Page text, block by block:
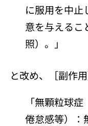
に服用を中止
意を与えるこ
照）。」
と改め、［副作
「無顆粒球
倦怠感等）：